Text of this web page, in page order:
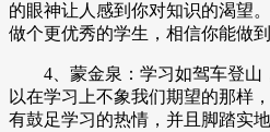
的眼神让人感到你对知识的渴望
做个更优秀的学生，相信你能做到
4、蒙金泉：学习如驾车登山
以在学习上不象我们期望的那样
有鼓足学习的热情，并且脚踏实